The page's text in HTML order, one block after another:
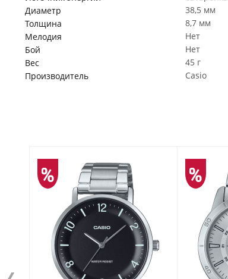
Диаметр
38,5 мм
Толщина
8,7 мм
Мелодия
Нет
Бой
Нет
Вес
45 г
Производитель
Casio